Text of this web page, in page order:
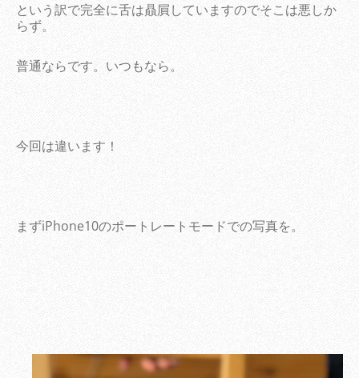
という訳で完全に舌は贔屓していますのでそこは悪しか
らず。
普通ならです。いつもなら。
今回は違います！
まずiPhone10のポートレートモードでの写真を。